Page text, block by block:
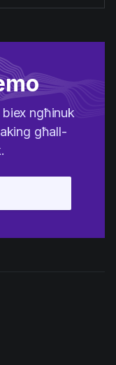
ngħinuk
għall-